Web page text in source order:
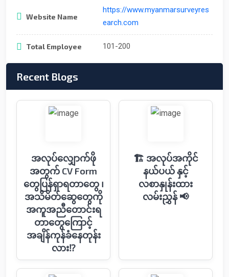
Website Name
https://www.myanmarsurveyres
earch.com
Total Employee 101-200
Recent Blogs
အလုပ်လျှောက်ဖို
အတွက် CV Form
တွေပြန်ရှာရတာတွေ ၊
အသိမိတ်ဆွေတွေကို
အကူအညီတောင်းရ
တာတွေကြောင့်
အချိန်ကုန်ခံနေတုန်း
လား⁉️
🏗 အလုပ်အကိုင်
နယ်ပယ် နှင့်
လစာနှုန်းထား
လမ်းညွှန် 📢